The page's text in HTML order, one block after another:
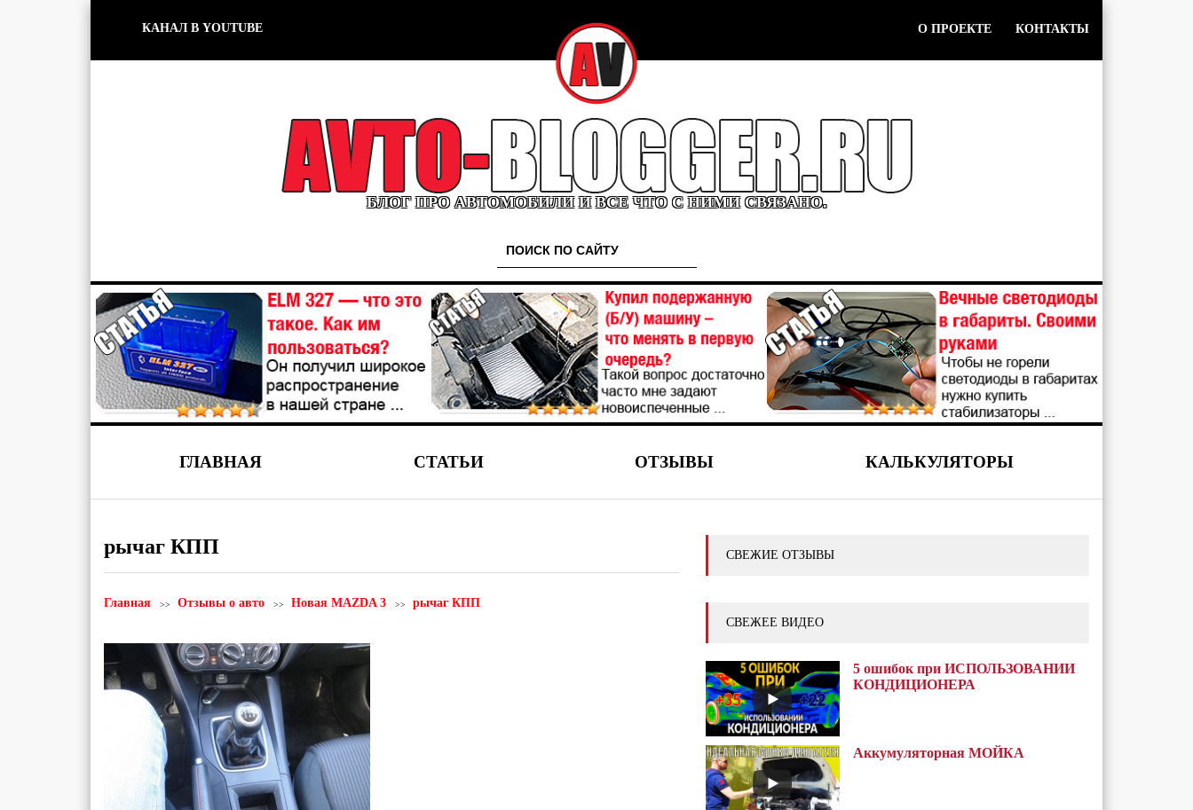
КАНАЛ В YOUTUBE О ПРОЕКТЕ КОНТАКТЫ
БЛОГ ПРО АВТОМОБИЛИ И ВСЕ ЧТО С НИМИ СВЯЗАНО.
ГЛАВНАЯ СТАТЬИ ОТЗЫВЫ КАЛЬКУЛЯТОРЫ
рычаг КПП
Главная Отзывы о авто Новая MAZDA 3 рычаг КПП
СВЕЖИЕ ОТЗЫВЫ
СВЕЖЕЕ ВИДЕО
5 ошибок при ИСПОЛЬЗОВАНИИ
КОНДИЦИОНЕРА
Аккумуляторная МОЙКА